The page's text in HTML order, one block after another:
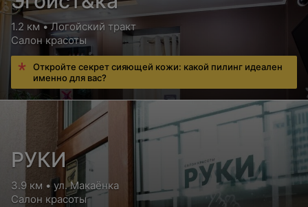
1.2 км • Логойский тракт
Салон красоты
Откройте секрет сияющей кожи: какой пилинг идеален
именно для вас?
РУКИ
3.9 км • ул. Макаёнка
Салон красоты